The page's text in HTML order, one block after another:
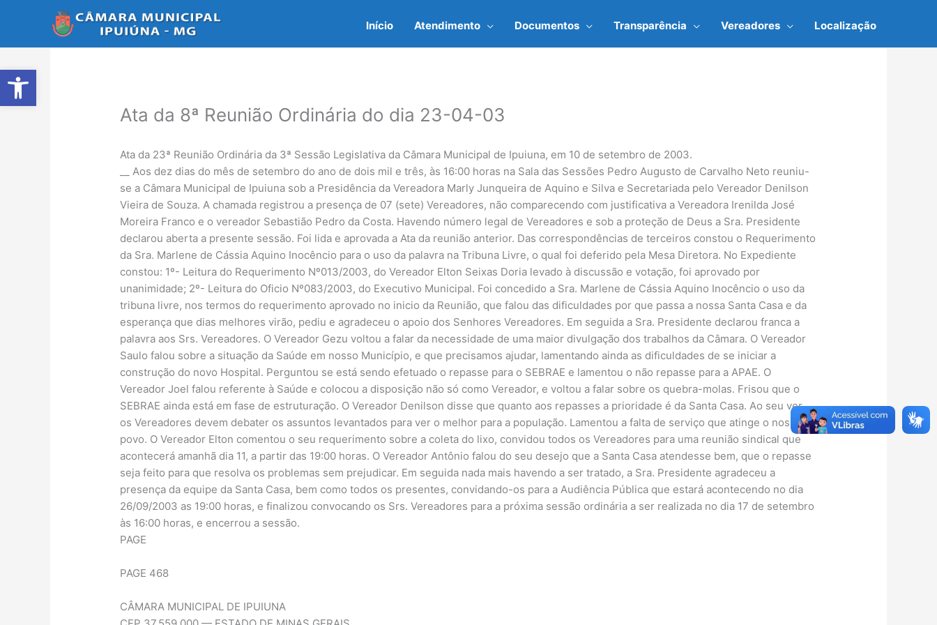
Abrir a barra de ferramentas
Início Atendimento Documentos Transparência Vereadores Localização
Ata da 8ª Reunião Ordinária do dia 23-04-03
Ata da 23ª Reunião Ordinária da 3ª Sessão Legislativa da Câmara Municipal de Ipuiuna, em 10 de setembro de 2003.
__ Aos dez dias do mês de setembro do ano de dois mil e três, às 16:00 horas na Sala das Sessões Pedro Augusto de Carvalho Neto reuniu-
se a Câmara Municipal de Ipuiuna sob a Presidência da Vereadora Marly Junqueira de Aquino e Silva e Secretariada pelo Vereador Denilson
Vieira de Souza. A chamada registrou a presença de 07 (sete) Vereadores, não comparecendo com justificativa a Vereadora Irenilda José
Moreira Franco e o vereador Sebastião Pedro da Costa. Havendo número legal de Vereadores e sob a proteção de Deus a Sra. Presidente
declarou aberta a presente sessão. Foi lida e aprovada a Ata da reunião anterior. Das correspondências de terceiros constou o Requerimento
da Sra. Marlene de Cássia Aquino Inocêncio para o uso da palavra na Tribuna Livre, o qual foi deferido pela Mesa Diretora. No Expediente
constou: 1º- Leitura do Requerimento Nº013/2003, do Vereador Elton Seixas Doria levado à discussão e votação, foi aprovado por
unanimidade; 2º- Leitura do Oficio Nº083/2003, do Executivo Municipal. Foi concedido a Sra. Marlene de Cássia Aquino Inocêncio o uso da
tribuna livre, nos termos do requerimento aprovado no inicio da Reunião, que falou das dificuldades por que passa a nossa Santa Casa e da
esperança que dias melhores virão, pediu e agradeceu o apoio dos Senhores Vereadores. Em seguida a Sra. Presidente declarou franca a
palavra aos Srs. Vereadores. O Vereador Gezu voltou a falar da necessidade de uma maior divulgação dos trabalhos da Câmara. O Vereador
Saulo falou sobre a situação da Saúde em nosso Município, e que precisamos ajudar, lamentando ainda as dificuldades de se iniciar a
construção do novo Hospital. Perguntou se está sendo efetuado o repasse para o SEBRAE e lamentou o não repasse para a APAE. O
Vereador Joel falou referente à Saúde e colocou a disposição não só como Vereador, e voltou a falar sobre os quebra-molas. Frisou que o
SEBRAE ainda está em fase de estruturação. O Vereador Denilson disse que quanto aos repasses a prioridade é da Santa Casa. Ao seu ver
os Vereadores devem debater os assuntos levantados para ver o melhor para a população. Lamentou a falta de serviço que atinge o nosso
povo. O Vereador Elton comentou o seu requerimento sobre a coleta do lixo, convidou todos os Vereadores para uma reunião sindical que
acontecerá amanhã dia 11, a partir das 19:00 horas. O Vereador Antônio falou do seu desejo que a Santa Casa atendesse bem, que o repasse
seja feito para que resolva os problemas sem prejudicar. Em seguida nada mais havendo a ser tratado, a Sra. Presidente agradeceu a
presença da equipe da Santa Casa, bem como todos os presentes, convidando-os para a Audiência Pública que estará acontecendo no dia
26/09/2003 as 19:00 horas, e finalizou convocando os Srs. Vereadores para a próxima sessão ordinária a ser realizada no dia 17 de setembro
às 16:00 horas, e encerrou a sessão.
PAGE
PAGE 468
CÂMARA MUNICIPAL DE IPUIUNA